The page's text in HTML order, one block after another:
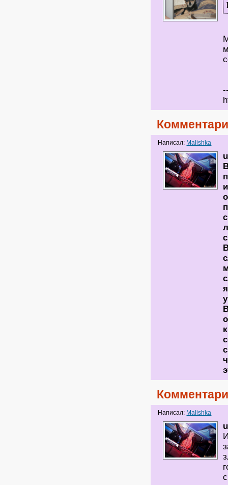
Написал: Malishka
Написал: Malishka